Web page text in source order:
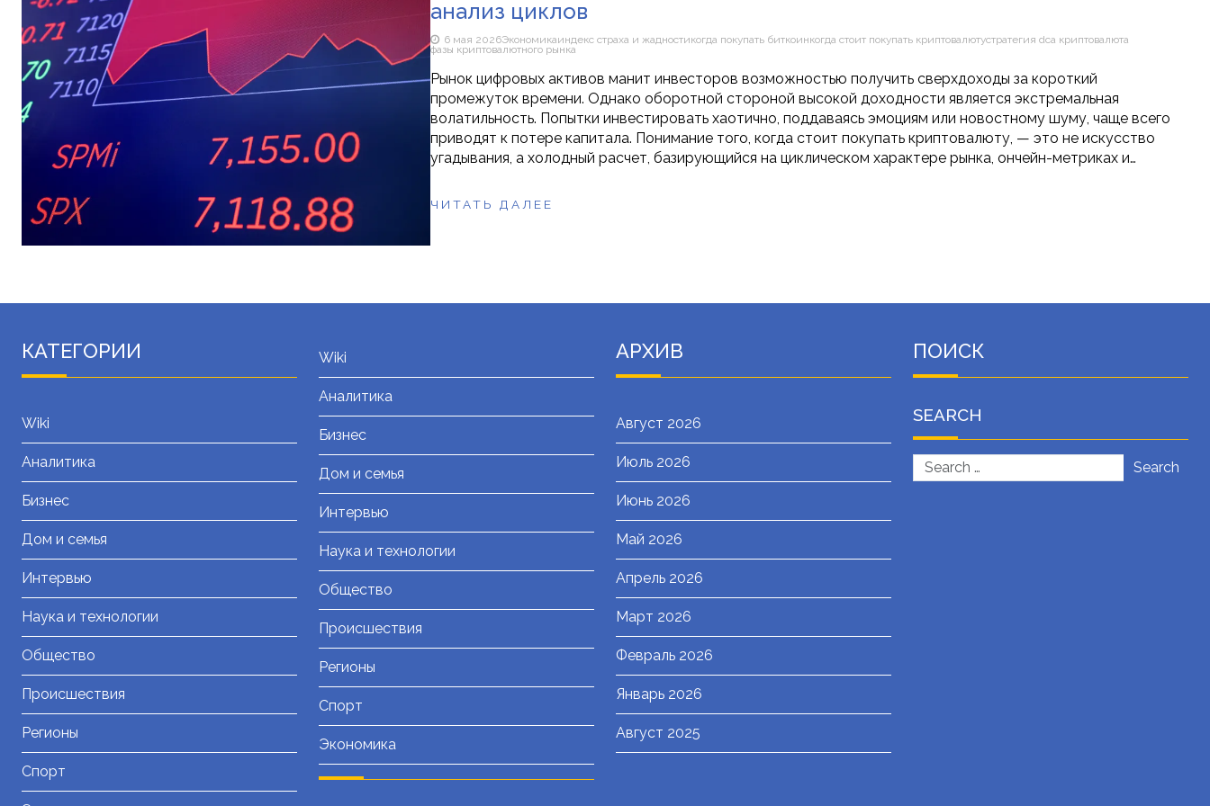
анализ циклов
6 мая 2026Экономикаиндекс страха и жадностикогда покупать биткоинкогда стоит покупать криптовалютустратегия dca криптовалюта
фазы криптовалютного рынка
Рынок цифровых активов манит инвесторов возможностью получить сверхдоходы за короткий
промежуток времени. Однако оборотной стороной высокой доходности является экстремальная
волатильность. Попытки инвестировать хаотично, поддаваясь эмоциям или новостному шуму, чаще всего
приводят к потере капитала. Понимание того, когда стоит покупать криптовалюту, — это не искусство
угадывания, а холодный расчет, базирующийся на циклическом характере рынка, ончейн-метриках и…
ЧИТАТЬ ДАЛЕЕ
КАТЕГОРИИ
Wiki
Аналитика
Бизнес
Дом и семья
Интервью
Наука и технологии
Общество
Происшествия
Регионы
Спорт
Wiki
Аналитика
Бизнес
Дом и семья
Интервью
Наука и технологии
Общество
Происшествия
Регионы
Спорт
Экономика
АРХИВ
Август 2026
Июль 2026
Июнь 2026
Май 2026
Апрель 2026
Март 2026
Февраль 2026
Январь 2026
Август 2025
ПОИСК
SEARCH
Search